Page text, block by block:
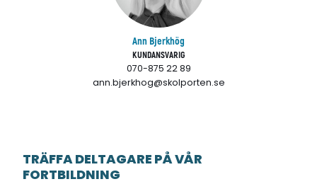
Ann Bjerkhög
KUNDANSVARIG
070-875 22 89
ann.bjerkhog@skolporten.se
TRÄFFA DELTAGARE PÅ VÅR
FORTBILDNING